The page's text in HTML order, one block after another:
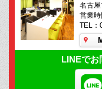
名古
営業
TEL
LINEでお